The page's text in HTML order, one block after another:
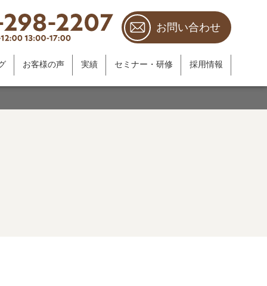
お問い合わせ
お客様の声 実績 セミナー・研修 採用情報